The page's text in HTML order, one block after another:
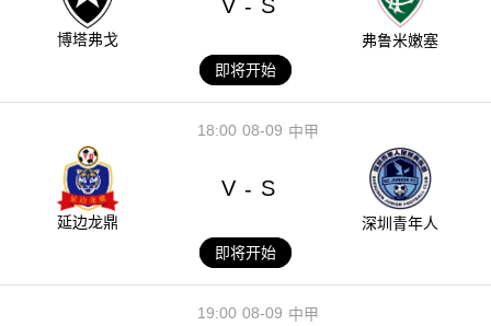
博塔弗戈
V - S
弗鲁米嫩塞
即将开始
08-09
18:00 中甲
延边龙鼎
V - S
深圳青年人
即将开始
08-09
19:00 中甲